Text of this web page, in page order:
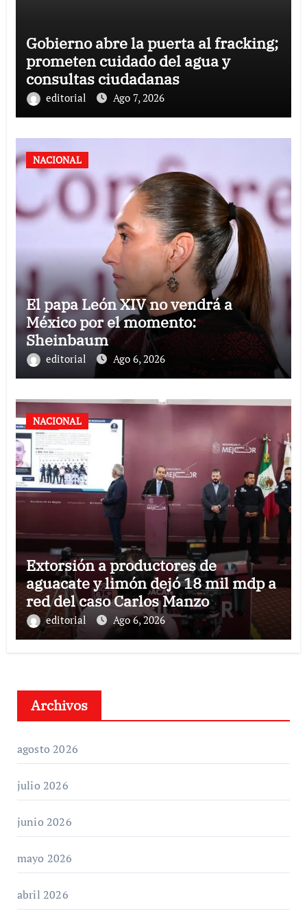
Gobierno abre la puerta al fracking;
prometen cuidado del agua y
consultas ciudadanas
editorial Ago 7, 2026
NACIONAL
El papa León XIV no vendrá a
México por el momento:
Sheinbaum
editorial Ago 6, 2026
NACIONAL
Extorsión a productores de
aguacate y limón dejó 18 mil mdp a
red del caso Carlos Manzo
editorial Ago 6, 2026
Archivos
agosto 2026
julio 2026
junio 2026
mayo 2026
abril 2026